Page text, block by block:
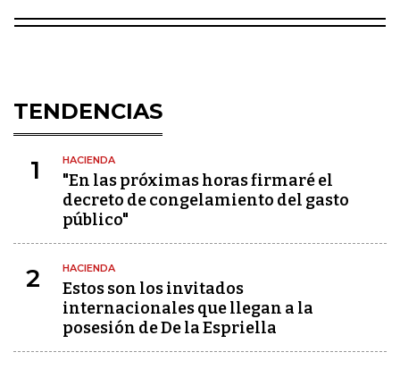
TENDENCIAS
1 HACIENDA
"En las próximas horas firmaré el
decreto de congelamiento del gasto
público"
2 HACIENDA
Estos son los invitados
internacionales que llegan a la
posesión de De la Espriella